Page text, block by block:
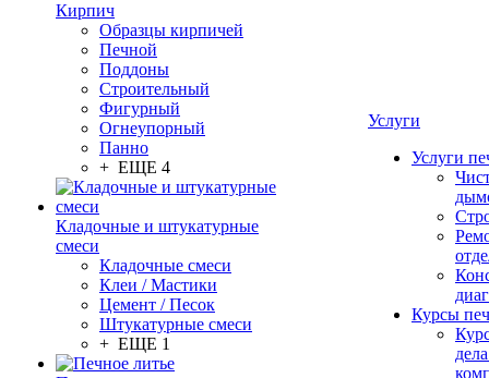
Кирпич
Образцы кирпичей
Печной
Поддоны
Строительный
Фигурный
Огнеупорный
Панно
+ ЕЩЕ 4
Кладочные и штукатурные
смеси
Кладочные смеси
Клеи / Мастики
Цемент / Песок
Штукатурные смеси
+ ЕЩЕ 1
Услуги
Услуги
Курсы